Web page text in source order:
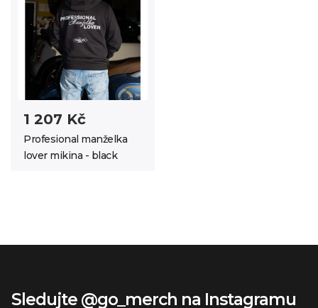
1 207 Kč
Profesional manželka
lover mikina - black
Sledujte @go_merch na Instagramu